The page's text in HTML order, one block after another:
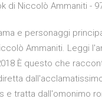
di Niccolò Ammaniti -
e personaggi
Ammaniti. Leggi
È questo che
e tratta dall'omonimo